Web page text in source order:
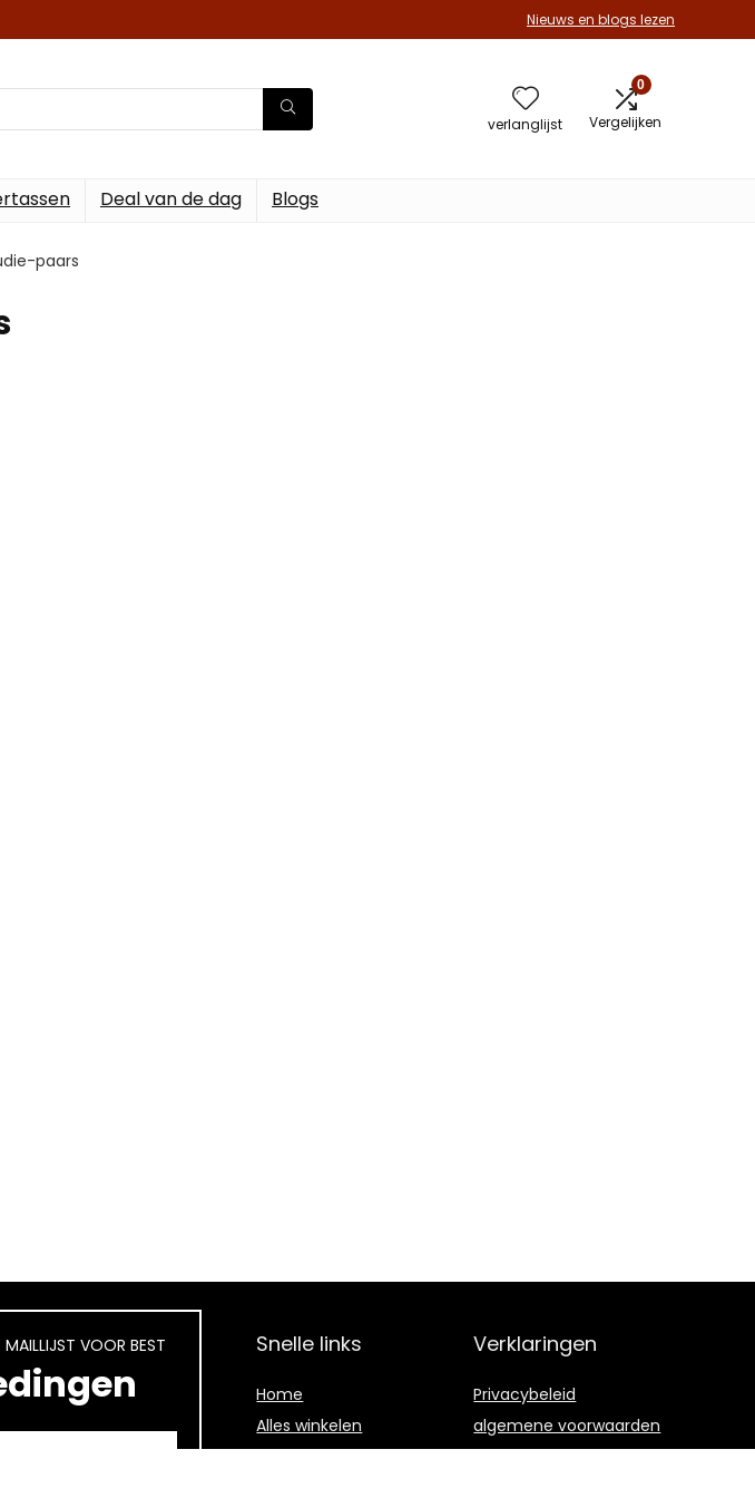
Nieuws en blogs lezen
verlanglijst
0
Vergelijken
Deal van de dag Blogs
paars
VOOR BEST Snelle links
Home
Alles winkelen
Verklaringen
Privacybeleid
algemene voorwaarden